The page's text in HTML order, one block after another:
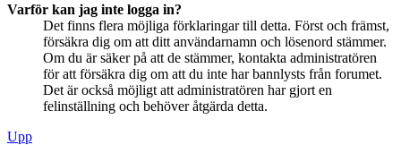
Varför kan jag inte logga in?
Det finns flera möjliga förklaringar till detta. Först och främst,
försäkra dig om att ditt användarnamn och lösenord stämmer.
Om du är säker på att de stämmer, kontakta administratören
för att försäkra dig om att du inte har bannlysts från forumet.
Det är också möjligt att administratören har gjort en
felinställning och behöver åtgärda detta.
Upp